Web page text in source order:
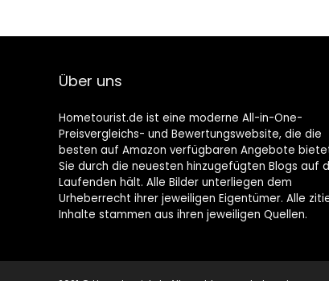
Über uns
Hometourist.de ist eine moderne All-in-One-
Preisvergleichs- und Bewertungswebsite, die die
besten auf Amazon verfügbaren Angebote
Sie durch die neuesten hinzugefügten Blogs auf
Laufenden hält. Alle Bilder unterliegen dem
Urheberrecht ihrer jeweiligen Eigentümer. Alle
Inhalte stammen aus ihren jeweiligen Quellen.